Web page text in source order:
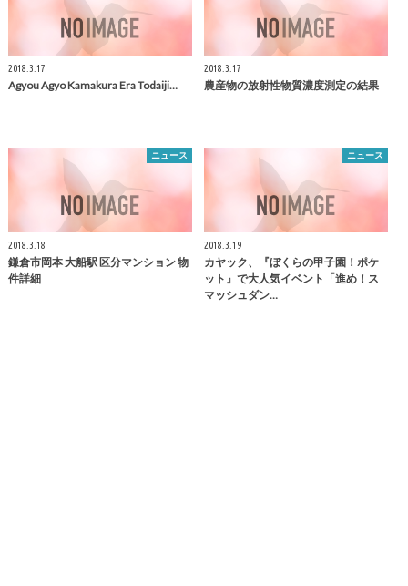
2018.3.17
Agyou AgyoKamakuraEra Todaiji…
2018.3.17
農産物の放射性物質濃度測定の結果
ニュース
2018.3.18
鎌倉市岡本 大船駅 区分マンション 物
件詳細
ニュース
2018.3.19
カヤック、『ぼくらの甲子園！ポケ
ット』で大人気イベント「進め！ス
マッシュダン…